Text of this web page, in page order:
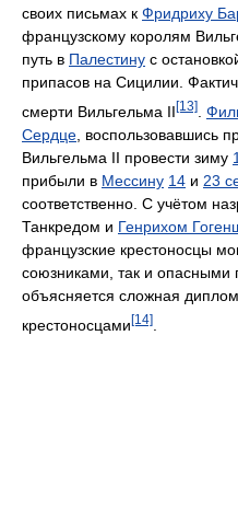
своих письмах к Фридриху
французскому королям
путь в Палестину с
припасов на Сицилии.
смерти Вильгельма II[13]
Сердце , воспользовавшись
Вильгельма II провести зиму
прибыли в Мессину 14 и 23
соответственно. С учётом
Танкредом и Генрихом
французские крестоносцы
союзниками, так и опасными
объясняется сложная
крестоносцами[14]